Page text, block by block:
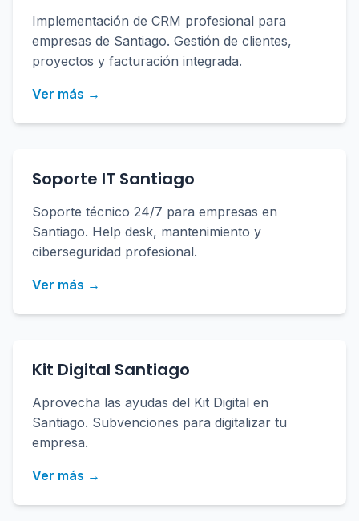
Implementación de CRM profesional para
empresas de Santiago. Gestión de clientes,
proyectos y facturación integrada.
Ver más →
Soporte IT Santiago
Soporte técnico 24/7 para empresas en
Santiago. Help desk, mantenimiento y
ciberseguridad profesional.
Ver más →
Kit Digital Santiago
Aprovecha las ayudas del Kit Digital en
Santiago. Subvenciones para digitalizar tu
empresa.
Ver más →